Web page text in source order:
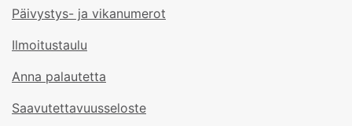
Päivystys- ja vikanumerot
Ilmoitustaulu
Anna palautetta
Saavutettavuusseloste